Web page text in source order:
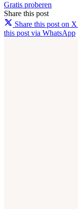
Gratis proberen
Share this post
Share this post on X
this post via WhatsApp